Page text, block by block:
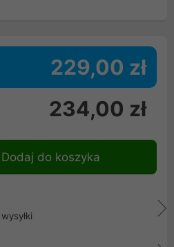
229,00 zł
234,00 zł
Dodaj do koszyka